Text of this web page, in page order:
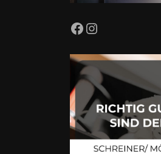
Facebook
Instagram